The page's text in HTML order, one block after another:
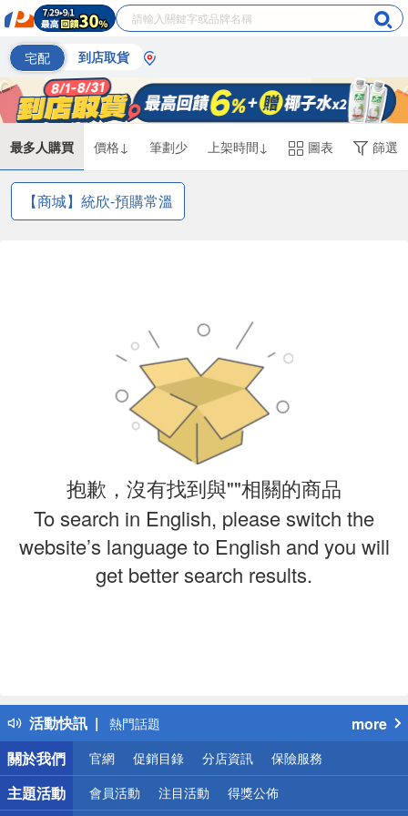
宅配 到店取貨
最多人購買 價格↓ 筆劃少 上架時間↓ 圖表 篩選
【商城】統欣-預購常溫
抱歉，沒有找到與""相關的商品
To search in English, please switch the
website’s language to English and you will
get better search results.
活動快訊
得獎公告
熱門話題
銀行優惠
偏遠地區配送
詐騙網頁！請小心！
more
關於我們
官網 促銷目錄 分店資訊 保險服務
主題活動 會員活動 注目活動 得獎公佈